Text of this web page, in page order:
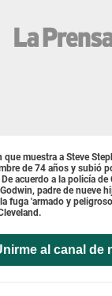
muestra a Steve
de 74 años y subió
acuerdo a la policía de
padre de nueve
fuga 'armado y
al canal de